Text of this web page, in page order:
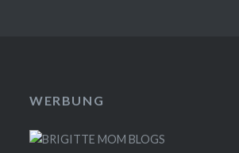
WERBUNG